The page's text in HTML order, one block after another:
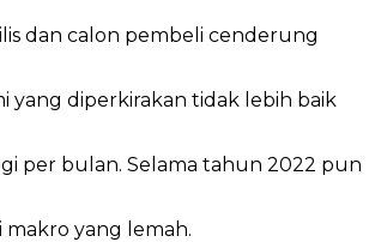
dan calon pembeli cenderung
yang diperkirakan tidak lebih baik
per bulan. Selama tahun 2022 pun
yang lemah.